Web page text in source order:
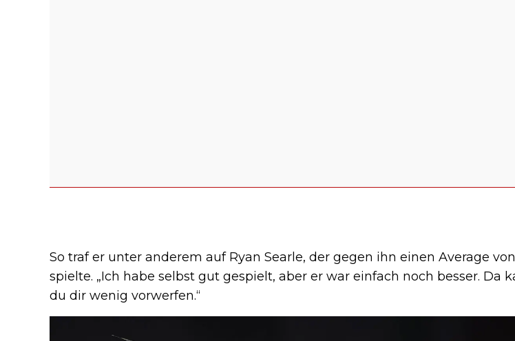
So traf er unter anderem auf Ryan Searle, der gegen ihn einen Average
spielte. „Ich habe selbst gut gespielt, aber er war einfach noch besser. Da
du dir wenig vorwerfen.“